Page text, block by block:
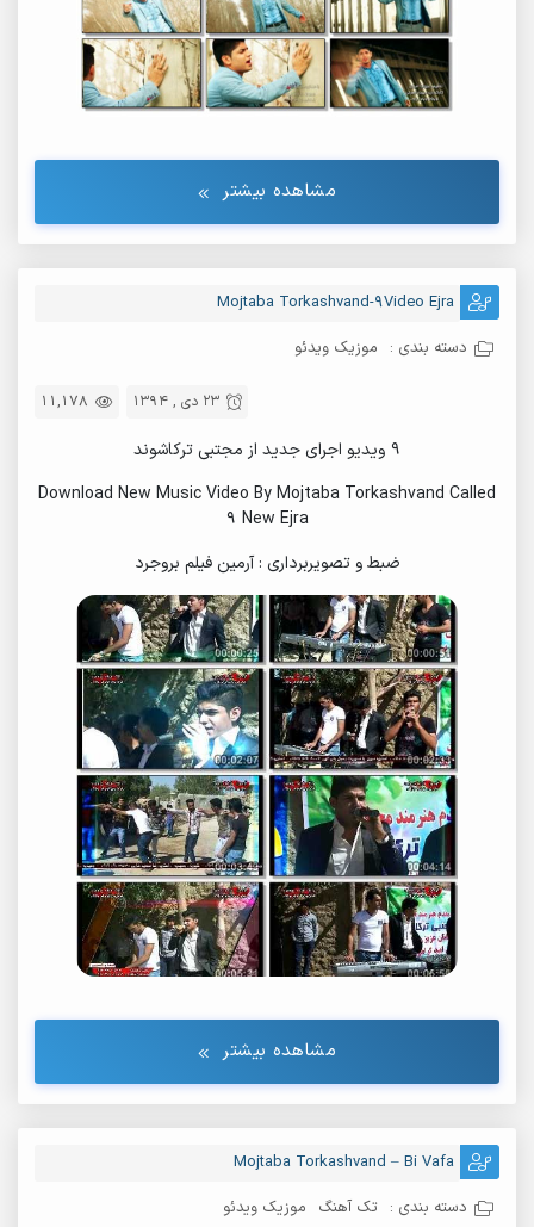
مشاهده بیشتر
Mojtaba Torkashvand-9Video Ejra
دسته بندی : موزیک ویدئو
11,178 23 دی , 1394
۹ ویدیو اجرای جدید از مجتبی ترکاشوند
Download New Music Video By Mojtaba Torkashvand Called
9 New Ejra
ضبط و تصویربرداری : آرمین فیلم بروجرد
مشاهده بیشتر
Mojtaba Torkashvand – Bi Vafa
دسته بندی : تک آهنگ موزیک ویدئو